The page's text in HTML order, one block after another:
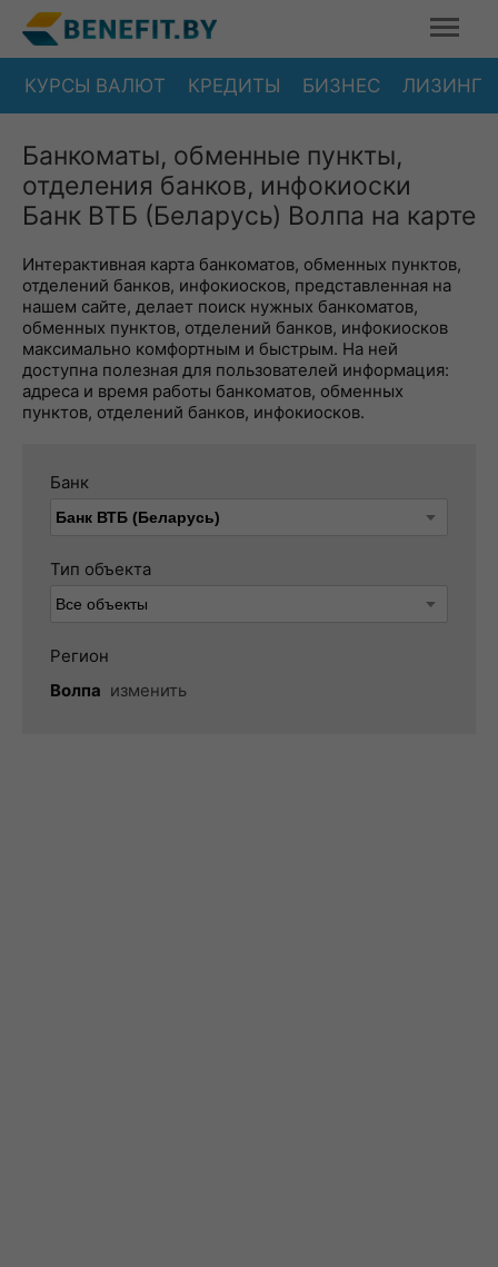
КУРСЫ ВАЛЮТ КРЕДИТЫ БИЗНЕС ЛИЗИНГ
Банкоматы, обменные пункты,
отделения банков, инфокиоски
Банк ВТБ (Беларусь) Волпа на карте
Интерактивная карта банкоматов, обменных пунктов,
отделений банков, инфокиосков, представленная на
нашем сайте, делает поиск нужных банкоматов,
обменных пунктов, отделений банков, инфокиосков
максимально комфортным и быстрым. На ней
доступна полезная для пользователей информация:
адреса и время работы банкоматов, обменных
пунктов, отделений банков, инфокиосков.
Банк
Тип объекта
Регион
Волпа изменить